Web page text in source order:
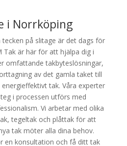
i Norrköping
på slitage är det dags för
Tak är här för att hjälpa dig i
omfattande takbyteslösningar,
av det gamla taket till
tak. Våra experter
i processen utförs med
Vi arbetar med olika
tegeltak och plåttak för att
tak möter alla dina behov.
en konsultation och få ditt tak